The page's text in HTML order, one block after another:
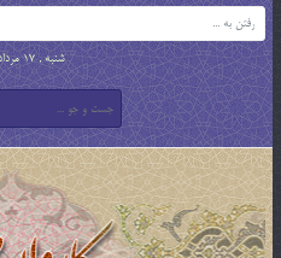
شنبه , 17 مرداد 1405